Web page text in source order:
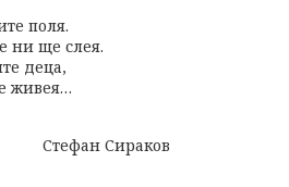
поля.
ни ще слея.
деца,
живея…
Сираков